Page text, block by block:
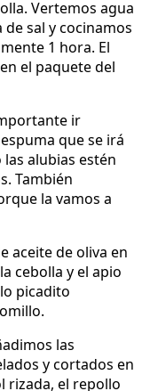
Vertemos agua
sal y cocinamos
1 hora. El
el paquete del
ir
que se irá
alubias estén
También
la vamos a
aceite de oliva en
cebolla y el apio
picadito
las
y cortados en
rizada, el repollo